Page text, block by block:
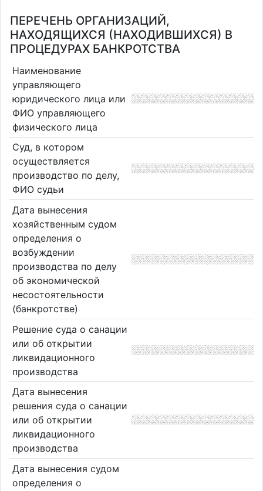
ПЕРЕЧЕНЬ ОРГАНИЗАЦИЙ,
НАХОДЯЩИХСЯ (НАХОДИВШИХСЯ) В
ПРОЦЕДУРАХ БАНКРОТСТВА
Наименование
управляющего
юридического лица или
ФИО управляющего
физического лица
Суд, в котором
осуществляется
производство по делу,
ФИО судьи
Дата вынесения
хозяйственным судом
определения о
возбуждении
производства по делу
об экономической
несостоятельности
(банкротстве)
Решение суда о санации
или об открытии
ликвидационного
производства
Дата вынесения
решения суда о санации
или об открытии
ликвидационного
производства
Дата вынесения судом
определения о